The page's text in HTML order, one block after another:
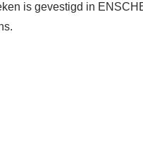
is gevestigd in